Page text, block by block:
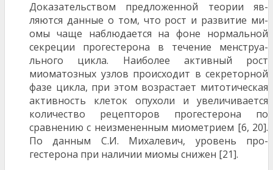
Доказательством предложенной теории яв­
ляются данные о том, что рост и развитие ми­
омы чаще наблюдается на фоне нормальной
секреции прогестерона в течение менструа­
льного цикла. Наиболее активный рост
миоматозных узлов происходит в секреторной
фазе цикла, при этом возрастает митотичес­кая
активность клеток опухоли и увеличивает­ся
количество рецепторов прогестерона по
сравнению с неизмененным миометрием [6, 20].
По данным С.И. Михалевич, уровень про­
гестерона при наличии миомы снижен [21].